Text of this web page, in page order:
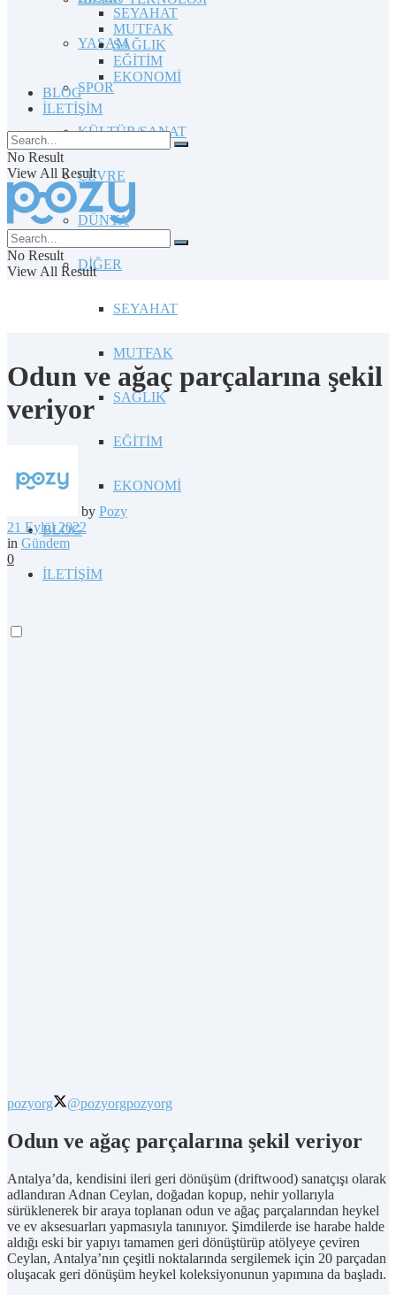
YAŞAM
SPOR
KÜLTÜR/SANAT
ÇEVRE
DÜNYA
DİĞER
SEYAHAT
MUTFAK
SAĞLIK
EĞİTİM
EKONOMİ
BLOG
İLETİŞİM
SEYAHAT
MUTFAK
SAĞLIK
EĞİTİM
EKONOMİ
BLOG
İLETİŞİM
No Result
View All Result
No Result
View All Result
Odun ve ağaç parçalarına şekil
veriyor
by Pozy
21 Eylül 2022
in Gündem
0
pozyorg @pozyorgpozyorg
Odun ve ağaç parçalarına şekil veriyor
Antalya’da, kendisini ileri geri dönüşüm (driftwood) sanatçışı olarak
adlandıran Adnan Ceylan, doğadan kopup, nehir yollarıyla
sürüklenerek bir araya toplanan odun ve ağaç parçalarından heykel
ve ev aksesuarları yapmasıyla tanınıyor. Şimdilerde ise harabe halde
aldığı eski bir yapıyı tamamen geri dönüştürüp atölyeye çeviren
Ceylan, Antalya’nın çeşitli noktalarında sergilemek için 20 parçadan
oluşacak geri dönüşüm heykel koleksiyonunun yapımına da başladı.